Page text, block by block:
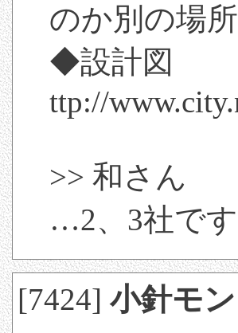
のか別の場
◆設計図
ttp://
>> 和さん
…2、3社で
[7424]小針モン